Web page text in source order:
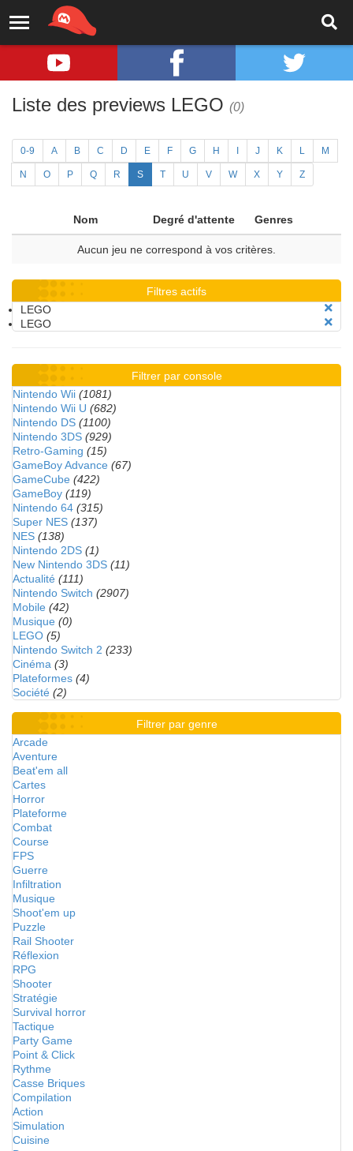
Liste des previews LEGO (0)
0-9 A B C D E F G H J K L M
N O P Q R S T U V W X Y Z
Nom Degré d'attente Genres
Aucun jeu ne correspond à vos critères.
Filtres actifs
LEGO
LEGO
Filtrer par console
Nintendo Wii (1081)
Nintendo Wii U (682)
Nintendo DS (1100)
Nintendo 3DS (929)
Retro-Gaming (15)
GameBoy Advance (67)
GameCube (422)
GameBoy (119)
Nintendo 64 (315)
Super NES (137)
NES (138)
Nintendo 2DS (1)
New Nintendo 3DS (11)
Actualité (111)
Nintendo Switch (2907)
Mobile (42)
Musique (0)
LEGO (5)
Nintendo Switch 2 (233)
Cinéma (3)
Plateformes (4)
Société (2)
Filtrer par genre
Arcade
Aventure
Beat'em all
Cartes
Horror
Plateforme
Combat
Course
FPS
Guerre
Infiltration
Musique
Shoot'em up
Puzzle
Rail Shooter
Réflexion
RPG
Shooter
Stratégie
Survival horror
Tactique
Party Game
Point & Click
Rythme
Casse Briques
Compilation
Action
Simulation
Cuisine